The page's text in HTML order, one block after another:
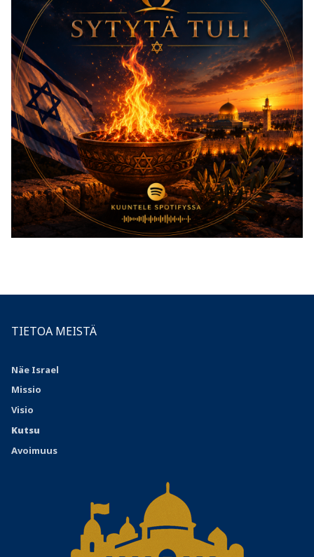
TIETOA MEISTÄ
Näe Israel
Missio
Visio
Kutsu
Avoimuus